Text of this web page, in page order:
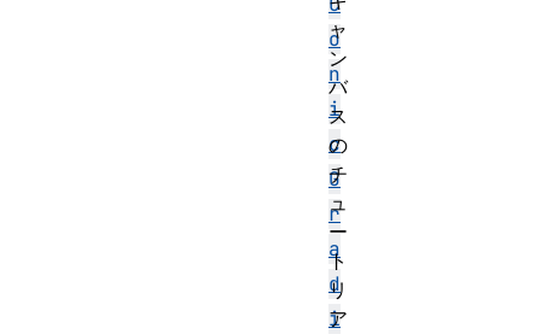
o
n
i
c
G
r
a
d
i
ャ
ン
バ
ス
の
チ
ュ
ー
ト
リ
ア